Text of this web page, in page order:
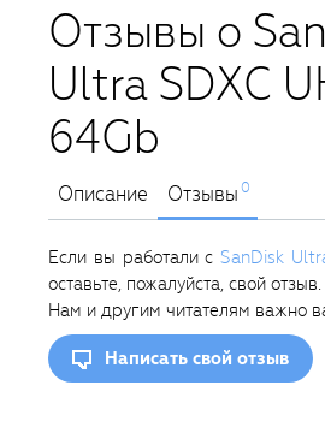
Отзывы о
Ultra SDXC
64Gb
Описание Отзывы0
Если вы работали с SanDisk
оставьте, пожалуйста, свой отзыв.
Нам и другим читателям важно
Написать свой отзыв